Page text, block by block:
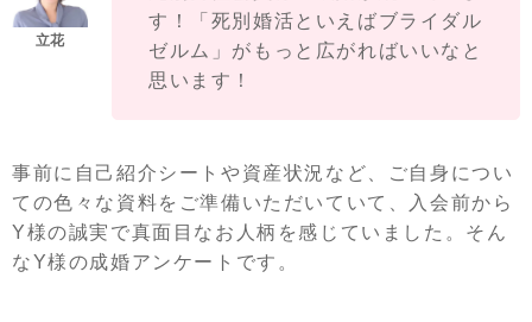
す！「死別婚活といえばブライダル
ゼルム」がもっと広がればいいなと
思います！
事前に自己紹介シートや資産状況など、ご自身につい
ての色々な資料をご準備いただいていて、入会前から
Y様の誠実で真面目なお人柄を感じていました。そん
なY様の成婚アンケートです。